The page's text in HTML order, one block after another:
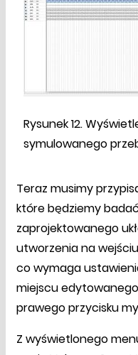
Rysunek 12.
symulowanego
Teraz musimy
które będziemy
zaprojektowanego
utworzenia na
co wymaga
miejscu
prawego przycisku
Z wyświetlonego